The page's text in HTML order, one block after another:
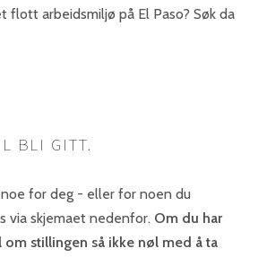
flott arbeidsmiljø på El Paso? Søk da
BLI GITT.
for deg - eller for noen du
via skjemaet nedenfor. Om du har
om stillingen så ikke nøl med å ta